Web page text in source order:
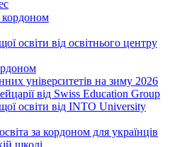
кордоном
освіти від освітнього центру
університетів на зиму 2026
від Swiss Education Group
освіти від INTO University
за кордоном для українців
школі